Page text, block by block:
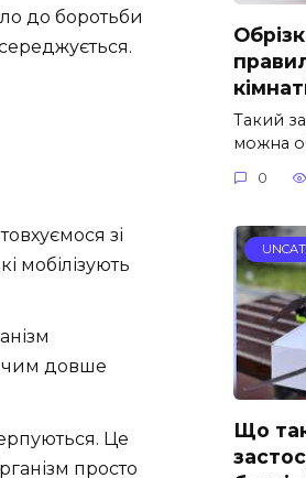
до боротьби
зі
мобілізують
чим довше
Це
просто
Такий
можна
0
Що